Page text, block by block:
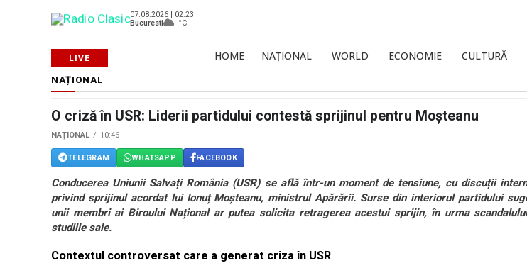
07.08.2026 | 02:23
Bucuresti
--°C
HOME NAȚIONAL WORLD ECONOMIE CULTURĂ
NAȚIONAL
O criză în USR: Liderii partidului contestă sprijinul pentru Moșteanu
NAȚIONAL 10:46
TELEGRAM WHATSAPP FACEBOOK
Conducerea Uniunii Salvați România (USR) se află într-un moment de tensiune, cu discuții
privind sprijinul acordat lui Ionuț Moșteanu, ministrul Apărării. Surse din interiorul partidului
unii membri ai Biroului Național ar putea solicita retragerea acestui sprijin, în urma
studiile sale.
Contextul controversat care a generat criza în USR